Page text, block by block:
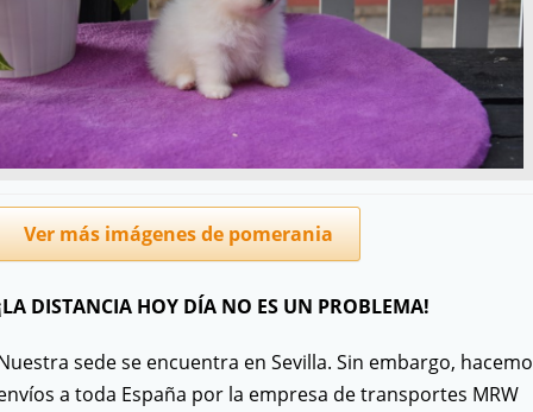
Ver más imágenes de pomerania
DISTANCIA HOY DÍA NO ES UN PROBLEMA!
sede se encuentra en Sevilla. Sin embargo,
a toda España por la empresa de transportes MRW